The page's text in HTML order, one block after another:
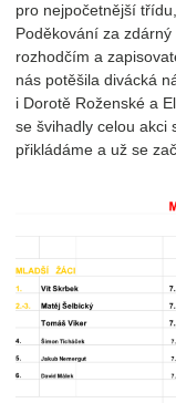
pro nejpočetnější
Poděkování za
rozhodčím a
nás potěšila divácká
i Dorotě Roženské a
se švihadly celou akci
přikládáme a už se